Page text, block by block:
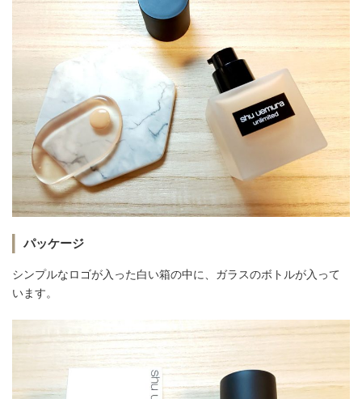
パッケージ
シンプルなロゴが入った白い箱の中に、ガラスのボトルが入って
います。